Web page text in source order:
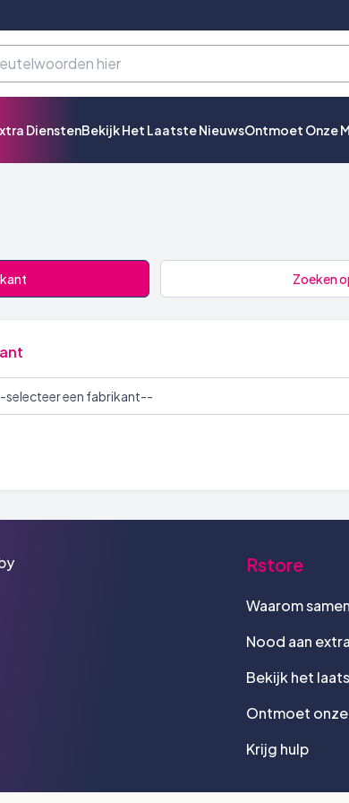
DienstenBekijk Het Laatste NieuwsOntmoet Onze
Zoeken
Rstore
Waarom
Nood aan
Bekijk het
Ontmoet onze
Krijg hulp